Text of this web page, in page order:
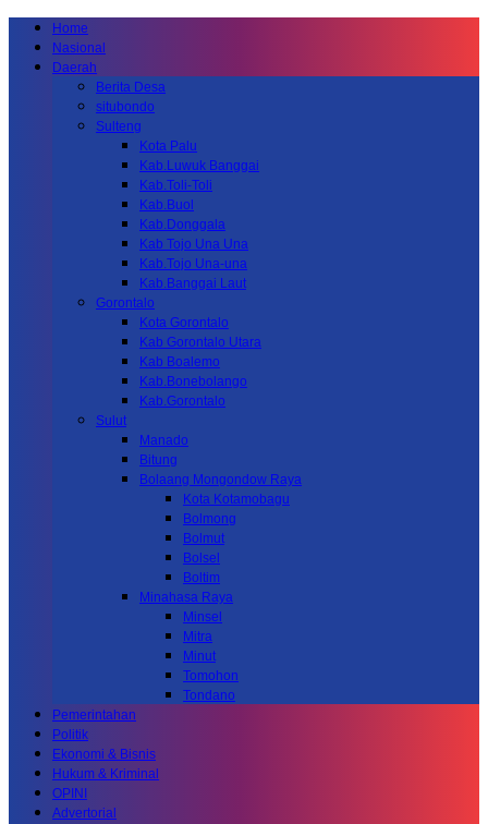
Home
Nasional
Daerah
Berita Desa
situbondo
Sulteng
Kota Palu
Kab.Luwuk Banggai
Kab.Toli-Toli
Kab.Buol
Kab.Donggala
Kab Tojo Una Una
Kab.Tojo Una-una
Kab.Banggai Laut
Gorontalo
Kota Gorontalo
Kab Gorontalo Utara
Kab Boalemo
Kab.Bonebolango
Kab.Gorontalo
Sulut
Manado
Bitung
Bolaang Mongondow Raya
Kota Kotamobagu
Bolmong
Bolmut
Bolsel
Boltim
Minahasa Raya
Minsel
Mitra
Minut
Tomohon
Tondano
Pemerintahan
Politik
Ekonomi & Bisnis
Hukum & Kriminal
OPINI
Advertorial